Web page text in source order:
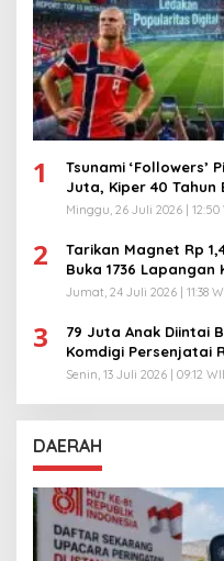
1
Tsunami ‘Followers’
Juta, Kiper 40 Tahun
Minggu, 26 Juli 2026 | 12:50
2
Tarikan Magnet Rp
Buka 1736 Lapangan
Jumat, 24 Juli 2026 | 11:38
3
79 Juta Anak Diintai
Komdigi Persenjatai
Senin, 13 Juli 2026 | 09:12
DAERAH